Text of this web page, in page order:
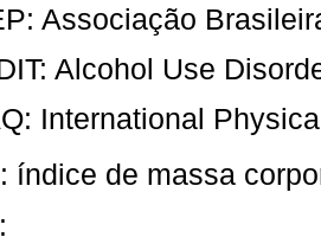
Associação
Alcohol Use
International
índice de massa